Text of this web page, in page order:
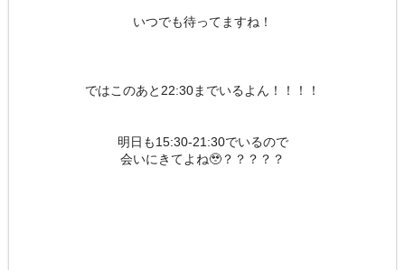
いつでも待ってますね！
ではこのあと22:30までいるよん！！！！
明日も15:30-21:30でいるので
会いにきてよね🥹？？？？？